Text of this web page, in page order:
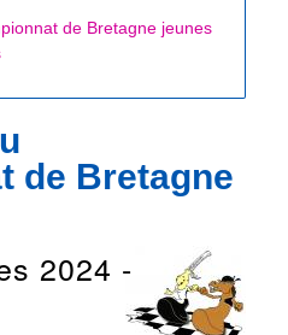
de Bretagne jeunes
de Bretagne
2024 -